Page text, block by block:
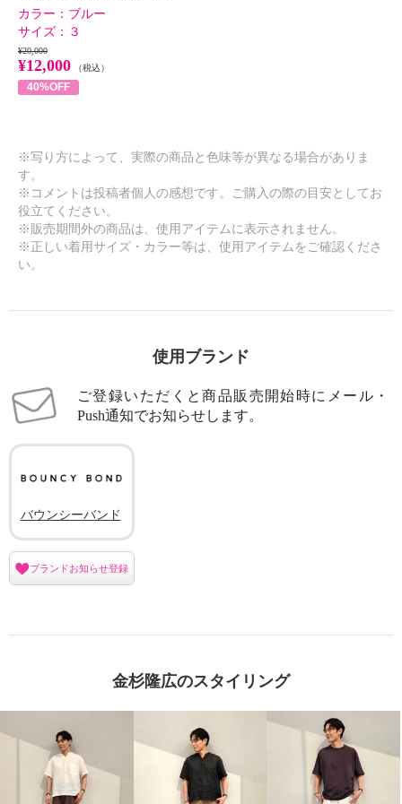
カラー： ブルー
サイズ： ３
¥20,000
¥12,000 （税込）
40%OFF
※写り方によって、実際の商品と色味等が異なる場合がありま
す。
※コメントは投稿者個人の感想です。ご購入の際の目安としてお
役立てください。
※販売期間外の商品は、使用アイテムに表示されません。
※正しい着用サイズ・カラー等は、使用アイテムをご確認くださ
い。
使用ブランド
ご登録いただくと商品販売開始時にメール・
Push通知でお知らせします。
バウンシーバンド
ブランドお知らせ登録
金杉隆広のスタイリング